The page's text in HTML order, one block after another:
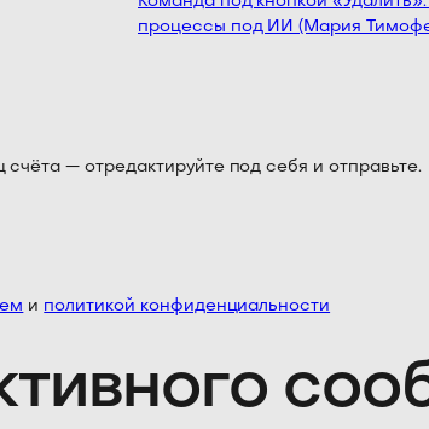
процессы под ИИ (Мария
— отредактируйте под себя и отправьте.
и политикой конфиденциальности